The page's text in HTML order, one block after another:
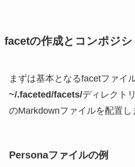
facetの作成とコンポジ
まずは基本となるfacetファイ
~/.faceted/facets/ディレクト
のMarkdownファイルを配置し
Personaファイルの例